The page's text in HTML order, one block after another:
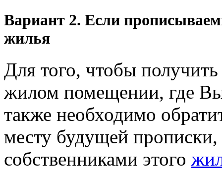
Вариант 2. Если
жилья
Для того, чтобы
жилом помещении, где Вы
также необходимо
месту будущей
собственниками этого